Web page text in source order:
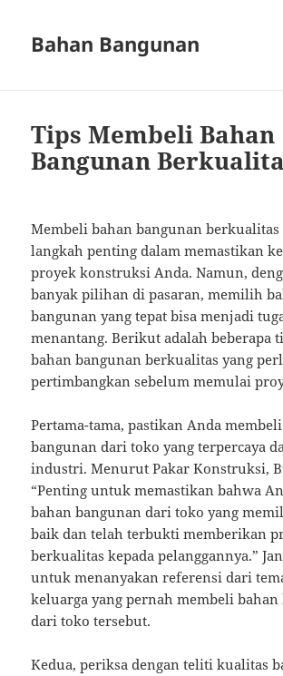
Bahan Bangunan
Tips Membeli Bahan
Bangunan
Membeli bahan bangunan berkualitas
langkah penting dalam memastikan
proyek konstruksi Anda. Namun,
banyak pilihan di pasaran, memilih
bangunan yang tepat bisa menjadi
menantang. Berikut adalah beberapa
bahan bangunan berkualitas yang
pertimbangkan sebelum memulai
Pertama-tama, pastikan Anda
bangunan dari toko yang terpercaya
industri. Menurut Pakar Konstruksi,
“Penting untuk memastikan bahwa
bahan bangunan dari toko yang
baik dan telah terbukti memberikan
berkualitas kepada pelanggannya.”
untuk menanyakan referensi dari
keluarga yang pernah membeli
dari toko tersebut.
Kedua, periksa dengan teliti kualitas